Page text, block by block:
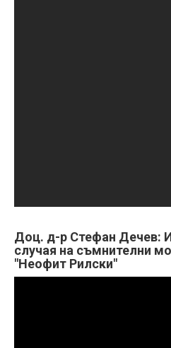
Доц. д-р Стефан Дечев:
случая на съмнителни
"Неофит Рилски"